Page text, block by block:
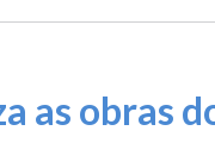
as obras